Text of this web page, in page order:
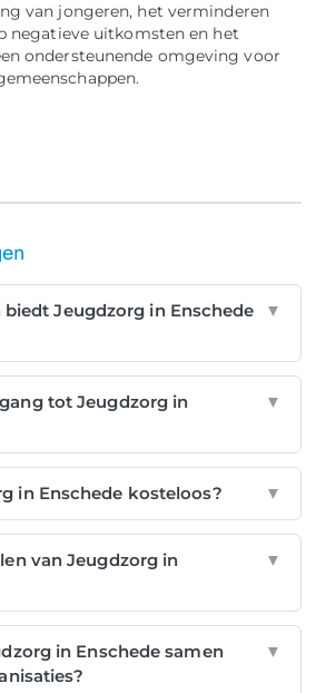
van jongeren, het verminderen
negatieve uitkomsten en het
ondersteunende omgeving voor
Jeugdzorg in Enschede
▼
tot Jeugdzorg in
▼
in Enschede kosteloos? ▼
van Jeugdzorg in
▼
in Enschede samen
▼